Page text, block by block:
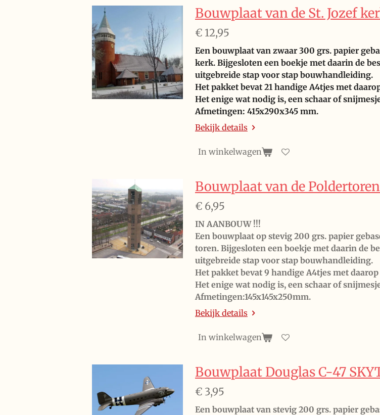
Bouwplaat van de St. Jozef
€ 12,95
Een bouwplaat van zwaar 300 grs. papier
kerk. Bijgesloten een boekje met daarin de
uitgebreide stap voor stap bouwhandleiding.
Het pakket bevat 21 handige A4tjes met
Het enige wat nodig is, een schaar of
Afmetingen: 415x290x345 mm.
Bekijk details
In winkelwagen
Bouwplaat van de
€ 6,95
IN AANBOUW !!!
Een bouwplaat op stevig 200 grs. papier
toren. Bijgesloten een boekje met daarin de
uitgebreide stap voor stap bouwhandleiding.
Het pakket bevat 9 handige A4tjes met
Het enige wat nodig is, een schaar of
Afmetingen:145x145x250mm.
Bekijk details
In winkelwagen
Bouwplaat Douglas C-47
€ 3,95
Een bouwplaat van stevig 200 grs. papier